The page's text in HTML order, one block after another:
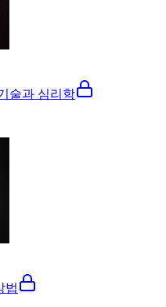
술과 심리학
법